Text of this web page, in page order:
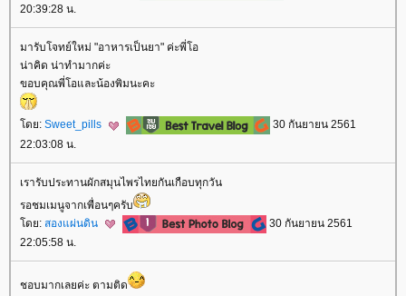
20:39:28 น.
มารับโจทย์ใหม่ "อาหารเป็นยา" ค่ะพี่โอ
น่าคิด น่าทำมากค่ะ
ขอบคุณพี่โอและน้องพิมนะคะ
ดย: Sweet_pills
30 กันยายน 2561
22:03:08 น.
เรารับประทานผักสมุนไพรไทยกันเกือบทุกวัน
รอชมเมนูจากเพื่อนๆครับ
ดย: สองแผ่นดิน
30 กันยายน 2561
22:05:58 น.
ชอบมากเลยค่ะ ตามติด